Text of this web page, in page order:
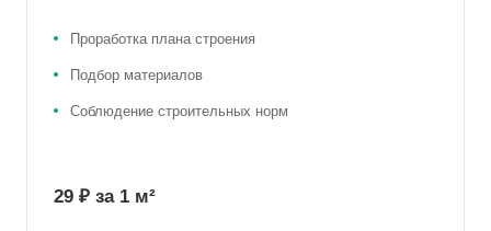
Проработка плана строения
Подбор материалов
Соблюдение строительных норм
29 ₽ за 1 м²